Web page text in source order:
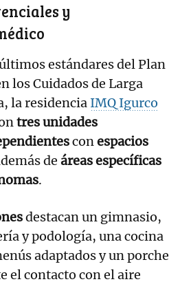
y
estándares del Plan
los Cuidados de Larga
la residencia IMQ Igurco
tres unidades
conespacios
de áreas específicas
.
destacan un gimnasio,
y podología, una cocina
adaptados y un porche
el contacto con el aire